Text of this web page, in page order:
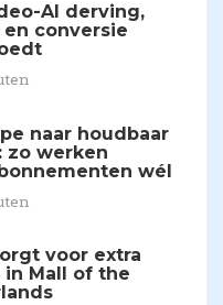
AI derving,
conversie
naar houdbaar
zo werken
wél
voor extra
Mall of the